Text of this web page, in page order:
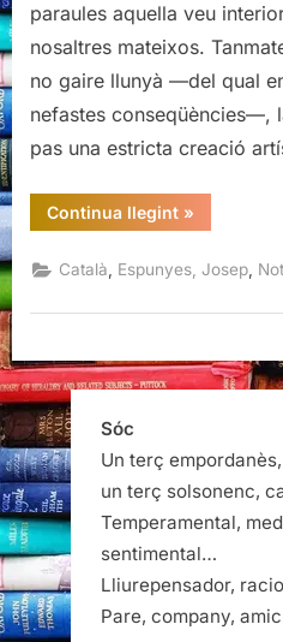
paraules aquella veu
nosaltres mateixos.
no gaire llunyà —del qual
nefastes conseqüències—,
pas una estricta creació
Continua llegint“Josep
Espunyes,
poètica”
»
Català Espunyes, Josep
Sóc
Un terç
un terç solsonenc,
Temperamental,
sentimental…
Lliurepensador,
Pare, company,